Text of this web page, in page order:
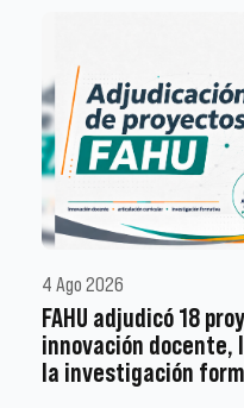
4 Ago 2026
FAHU adjudicó 18
innovación
la investigación